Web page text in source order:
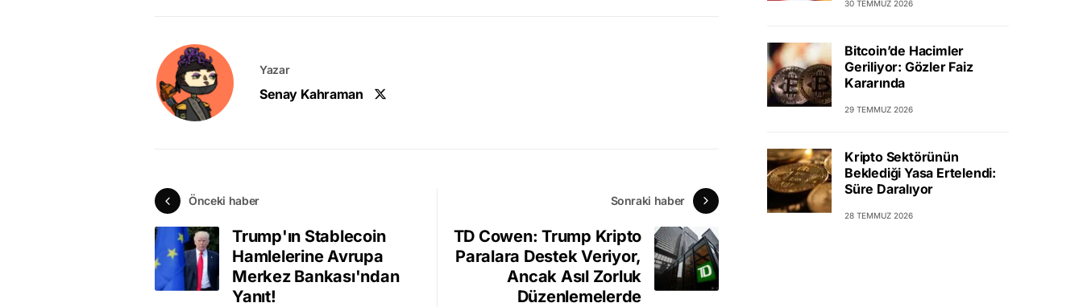
Yazar
Senay Kahraman
Önceki haber
Trump'ın Stablecoin
Hamlelerine Avrupa
Merkez Bankası'ndan
Yanıt!
Sonraki haber
TD Cowen: Trump Kripto
Paralara Destek Veriyor,
Ancak Asıl Zorluk
Düzenlemelerde
30 TEMMUZ 2026
Bitcoin’de Hacimler
Geriliyor: Gözler Faiz
Kararında
29 TEMMUZ 2026
Kripto Sektörünün
Beklediği Yasa Ertelendi:
Süre Daralıyor
28 TEMMUZ 2026